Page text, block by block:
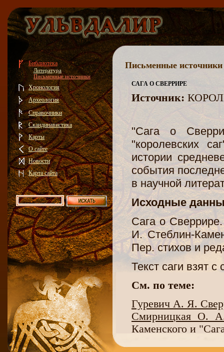
Библиотека
Литература
Письменные источники
Хронология
Археология
Справочники
Скандинавистика
Карты
О сайте
Новости
Карта сайта
Письменные источники
САГА О СВЕРРИРЕ
Источник:
"Сага о
"королевских
истории
события
в научной
Исходные
Сага о
И. Стеблин-
Пер. стихов и
Текст саги взят с
См. по теме:
Гуревич А. Я.
Смирницкая О.
Каменского и